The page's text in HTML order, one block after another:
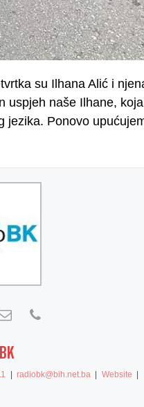
su Ilhana Alić i
naše Ilhane,
Ponovo
| radiobk@bih.net.ba | Website |